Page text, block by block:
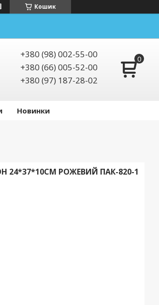
Кошик
+380 (98) 002-55-00
+380 (66) 005-52-00
+380 (97) 187-28-02
Новинки
РОЖЕВИЙ ПАК-820-1